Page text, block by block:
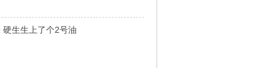
生生上了个2号油